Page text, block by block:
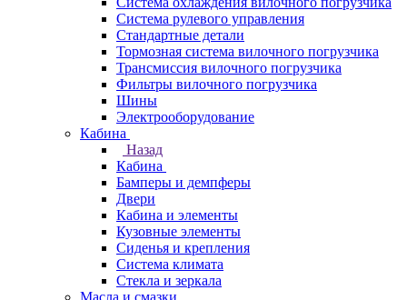
Система рулевого управления
Стандартные детали
Тормозная система вилочного погрузчика
Трансмиссия вилочного погрузчика
Фильтры вилочного погрузчика
Шины
Электрооборудование
Кабина
Назад
Кабина
Бамперы и демпферы
Двери
Кабина и элементы
Кузовные элементы
Сиденья и крепления
Система климата
Стекла и зеркала
Масла и смазки